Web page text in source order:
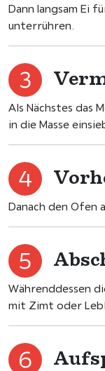
Dann langsam Ei
unterrühren.
Als Nächstes das
in die Masse
Danach den Ofen
Währenddessen
mit Zimt oder